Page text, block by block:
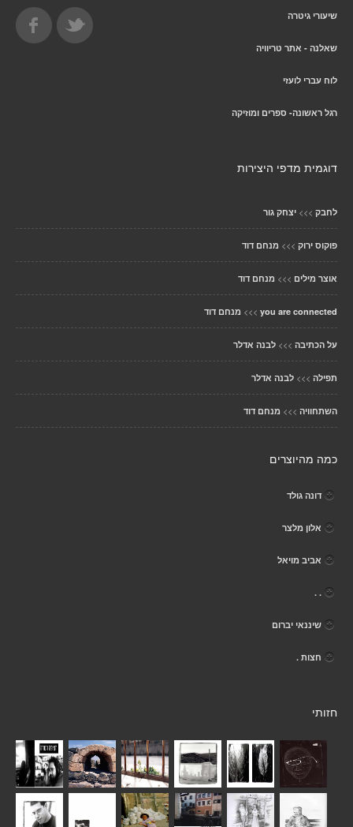
שיעורי גיטרה
שאלנה - אתר טריוויה
לוח עברי לועזי
רגל ראשונה- ספרים ומוזיקה
דוגמית מדפי היצירות
לחבק >>> יצחק גור
פוקוס ירוק >>> מנחם דוד
אוצר מילים >>> מנחם דוד
you are connected
>>> מנחם דוד
על הכתיבה >>> לבנה אדלר
תפילה >>> לבנה אדלר
השתחוויה >>> מנחם דוד
כמה מהיוצרים
דונה גולד
אלון מלצר
אביב מויאל
. .
שיננאי יברום
חצות .
חזותי